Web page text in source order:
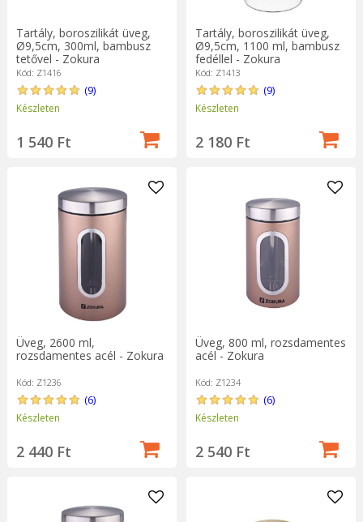
Tartály, boroszilikát üveg,
Ø9,5cm, 300ml, bambusz
tetővel - Zokura
Kód: Z1416
(9)
Készleten
1 540 Ft
Tartály, boroszilikát üveg,
Ø9,5cm, 1100 ml, bambusz
fedéllel - Zokura
Kód: Z1413
(9)
Készleten
2 180 Ft
Üveg, 2600 ml,
rozsdamentes acél - Zokura
Kód: Z1236
(6)
Készleten
2 440 Ft
Üveg, 800 ml, rozsdamentes
acél - Zokura
Kód: Z1234
(6)
Készleten
2 540 Ft